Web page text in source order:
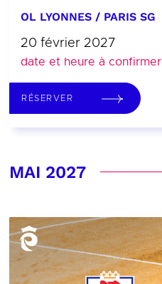
OL LYONNES / PARIS SG
20 février 2027
date et heure à confirmer
RÉSERVER
MAI 2027